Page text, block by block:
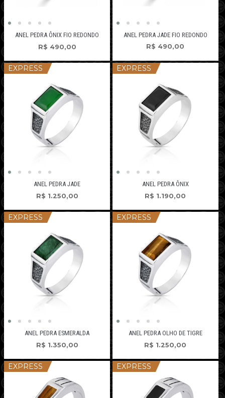
ANEL PEDRA ÔNIX FIO REDONDO
R$ 490,00
ANEL PEDRA JADE FIO REDONDO
R$ 490,00
EXPRESS
ANEL PEDRA JADE
R$ 1.250,00
EXPRESS
ANEL PEDRA ÔNIX
R$ 1.190,00
EXPRESS
ANEL PEDRA ESMERALDA
R$ 1.350,00
EXPRESS
ANEL PEDRA OLHO DE TIGRE
R$ 1.250,00
EXPRESS EXPRESS